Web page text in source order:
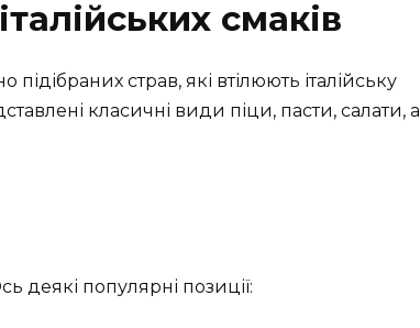
смаків
страв, які втілюють італійську
класичні види піци, пасти, салати, а
деякі популярні позиції: